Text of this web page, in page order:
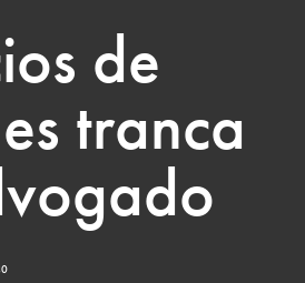
de
tranca